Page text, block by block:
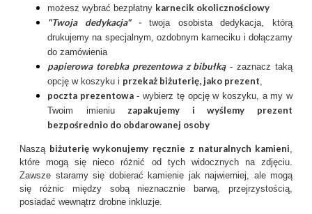
możesz wybrać bezpłatny karnecik okolicznościowy
"Twoja dedykacja"-twoja osobista dedykacja, którą
drukujemy na specjalnym, ozdobnym karneciku i dołączamy
do zamówienia
papierowa torebka prezentowa z bibułką- zaznacz taką
opcję w koszyku i przekaż biżuterię, jako prezent,
poczta prezentowa- wybierz tę opcję w koszyku, a my w
Twoim imieniuzapakujemy i wyślemy prezent
bezpośrednio do obdarowanej osoby
Naszą biżuterię wykonujemy ręcznie z naturalnych kamieni,
które mogą się nieco różnić od tych widocznych na zdjęciu.
Zawsze staramy się dobierać kamienie jak najwierniej, ale mogą
się różnic między sobą nieznacznie barwą, przejrzystością,
posiadać wewnątrz drobne inkluzje.